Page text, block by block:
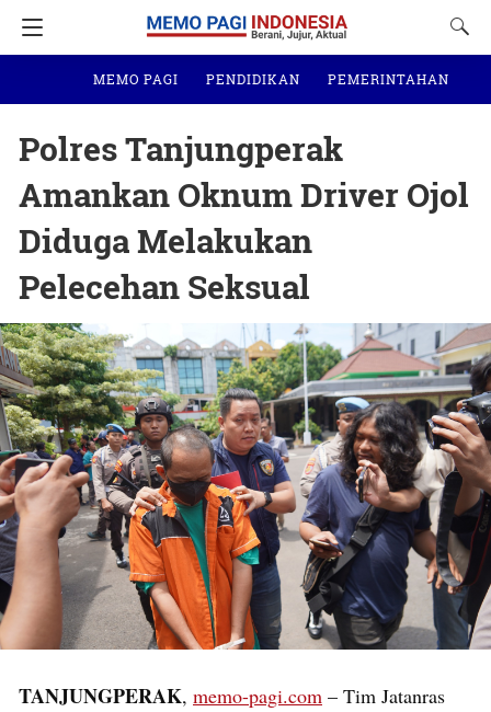
MEMO PAGI PENDIDIKAN PEMERINTAHAN
Polres Tanjungperak
Amankan Oknum Driver Ojol
Diduga Melakukan
Pelecehan Seksual
TANJUNGPERAK, memo-pagi.com – Tim Jatanras